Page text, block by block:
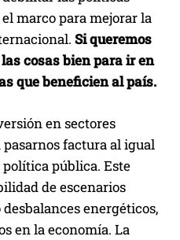
marco para mejorar la
Si queremos
cosas bien para ir en
que beneficien al país.
en sectores
factura al igual
política pública. Este
de escenarios
energéticos,
en la economía. La